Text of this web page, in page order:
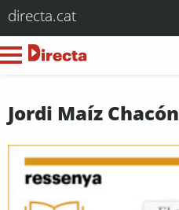
directa.cat
Jordi Maíz Chacón